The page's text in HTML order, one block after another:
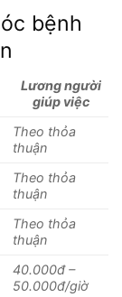
bệnh
Lương người
giúp việc
Theo thỏa
thuận
Theo thỏa
thuận
Theo thỏa
thuận
40.000đ –
50.000đ/giờ